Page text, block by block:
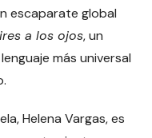
escaparate global
a los ojos, un
más universal
Helena Vargas, es